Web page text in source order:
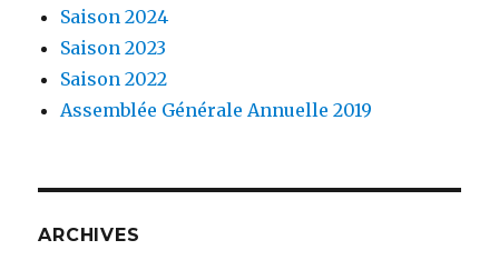
Saison 2024
Saison 2023
Saison 2022
Assemblée Générale Annuelle 2019
ARCHIVES